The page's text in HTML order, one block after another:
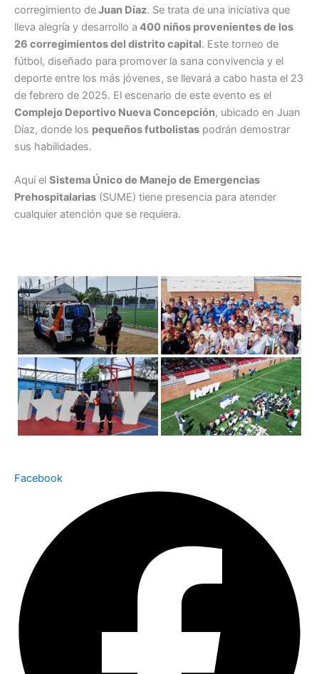
corregimiento deJuan Díaz. Se trata de una iniciativa que
lleva alegría y desarrollo a 400 niños provenientes de los
26 corregimientos del distrito capital. Este torneo de
fútbol, diseñado para promover la sana convivencia y el
deporte entre los más jóvenes, se llevará a cabo hasta el 23
de febrero de 2025. El escenario de este evento es el
Complejo Deportivo Nueva Concepción, ubicado en Juan
Díaz, donde los pequeños futbolistas podrán demostrar
sus habilidades.
Aquí el Sistema Único de Manejo de Emergencias
Prehospitalarias (SUME) tiene presencia para atender
cualquier atención que se requiera.
Facebook